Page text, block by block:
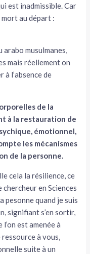
est inadmissible. Car
mort au départ :
musulmanes,
mais réellement on
à l’absence de
de la
à la restauration de
émotionnel,
les mécanismes
de la personne.
cela la résilience, ce
chercheur en Sciences
pesonne quand je suis
signifiant s’en sortir,
est amenée à
à vous,
suite à un